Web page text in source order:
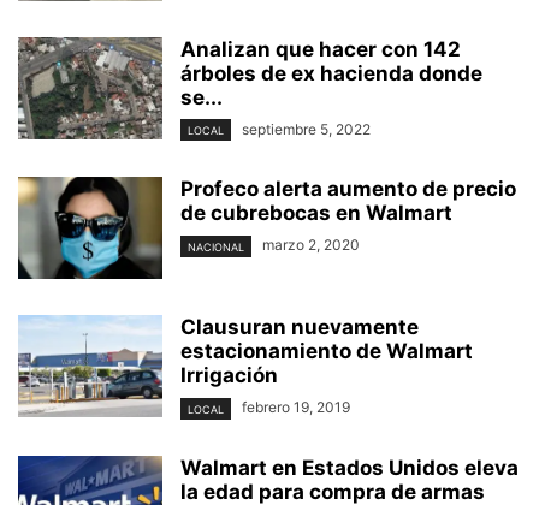
Analizan que hacer con 142
árboles de ex hacienda donde
se...
LOCAL septiembre 5, 2022
Profeco alerta aumento de precio
de cubrebocas en Walmart
NACIONAL marzo 2, 2020
Clausuran nuevamente
estacionamiento de Walmart
Irrigación
LOCAL febrero 19, 2019
Walmart en Estados Unidos eleva
la edad para compra de armas